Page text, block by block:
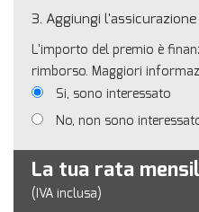
3. Aggiungi l'assicurazione
L'importo del premio è
rimborso. Maggiori
Si, sono interessato
No, non sono
La tua rata
(IVA inclusa)